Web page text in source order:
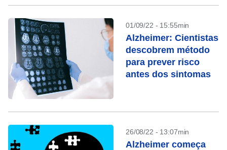
01/09/22 - 15:55min
Alzheimer: Cientistas
descobrem método
para prever risco
antes dos sintomas
26/08/22 - 13:07min
Alzheimer começa